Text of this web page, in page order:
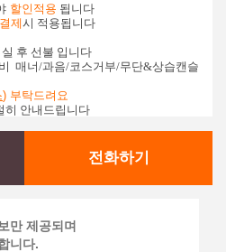
할인적용 됩니다
제시 적용됩니다
후 선불 입니다
매너/과음/코스거부/무단&상습캔슬
) 부탁드려요
히 안내드립니다
전화하기
만 제공되며
니다.